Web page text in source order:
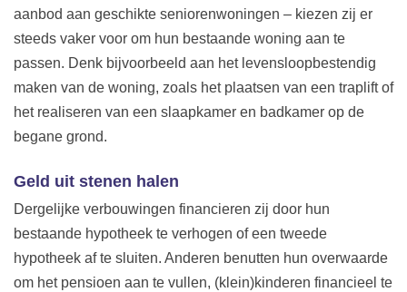
aanbod aan geschikte seniorenwoningen – kiezen zij er
steeds vaker voor om hun bestaande woning aan te
passen. Denk bijvoorbeeld aan het levensloopbestendig
maken van de woning, zoals het plaatsen van een traplift of
het realiseren van een slaapkamer en badkamer op de
begane grond.
Geld uit stenen halen
Dergelijke verbouwingen financieren zij door hun
bestaande hypotheek te verhogen of een tweede
hypotheek af te sluiten. Anderen benutten hun overwaarde
om het pensioen aan te vullen, (klein)kinderen financieel te